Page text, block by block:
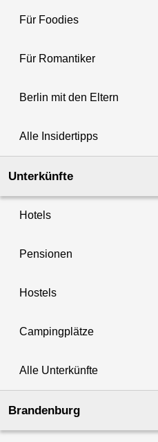
Für Foodies
Für Romantiker
Berlin mit den Eltern
Alle Insidertipps
Unterkünfte
Hotels
Pensionen
Hostels
Campingplätze
Alle Unterkünfte
Brandenburg